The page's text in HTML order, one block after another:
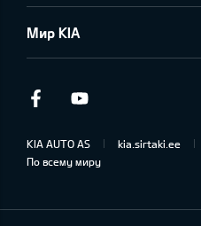
Мир KIA
Facebook
KIA AUTO AS kia.sirtaki.ee
По всему миру